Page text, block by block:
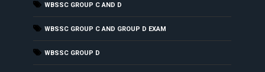
WBSSC GROUP C AND D
WBSSC GROUP C AND GROUP D EXAM
WBSSC GROUP D